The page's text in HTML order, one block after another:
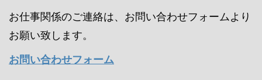
お仕事関係のご連絡は、お問い合わせフォームより
お願い致します。
お問い合わせフォーム